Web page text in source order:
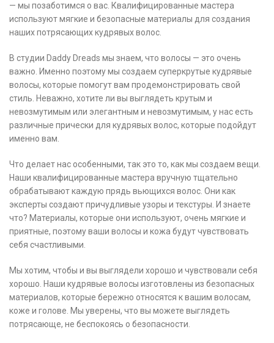
— мы позаботимся о вас. Квалифицированные мастера
используют мягкие и безопасные материалы для создания
наших потрясающих кудрявых волос.
В студии Daddy Dreads мы знаем, что волосы — это очень
важно. Именно поэтому мы создаем суперкрутые кудрявые
волосы, которые помогут вам продемонстрировать свой
стиль. Неважно, хотите ли вы выглядеть крутым и
невозмутимым или элегантным и невозмутимым, у нас есть
различные прически для кудрявых волос, которые подойдут
именно вам.
Что делает нас особенными, так это то, как мы создаем вещи.
Наши квалифицированные мастера вручную тщательно
обрабатывают каждую прядь вьющихся волос. Они как
эксперты создают причудливые узоры и текстуры. И знаете
что? Материалы, которые они используют, очень мягкие и
приятные, поэтому ваши волосы и кожа будут чувствовать
себя счастливыми.
Мы хотим, чтобы и вы выглядели хорошо и чувствовали себя
хорошо. Наши кудрявые волосы изготовлены из безопасных
материалов, которые бережно относятся к вашим волосам,
коже и голове. Мы уверены, что вы можете выглядеть
потрясающе, не беспокоясь о безопасности.